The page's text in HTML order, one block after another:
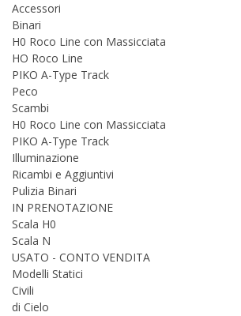
Accessori
Binari
H0 Roco Line con Massicciata
HO Roco Line
PIKO A-Type Track
Peco
Scambi
H0 Roco Line con Massicciata
PIKO A-Type Track
Illuminazione
Ricambi e Aggiuntivi
Pulizia Binari
IN PRENOTAZIONE
Scala H0
Scala N
USATO - CONTO VENDITA
Modelli Statici
Civili
di Cielo